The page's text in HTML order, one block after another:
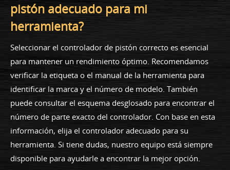
pistón adecuado para mi
herramienta?
Seleccionar el controlador de pistón correcto es esencial
para mantener un rendimiento óptimo. Recomendamos
verificar la etiqueta o el manual de la herramienta para
identificar la marca y el número de modelo. También
puede consultar el esquema desglosado para encontrar el
número de parte exacto del controlador. Con base en esta
información, elija el controlador adecuado para su
herramienta. Si tiene dudas, nuestro equipo está siempre
disponible para ayudarle a encontrar la mejor opción.